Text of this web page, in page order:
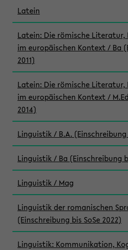
Latein
Latein: Die römische
im europäischen Kontext / Ba
2011)
Latein: Die römische
im europäischen Kontext /
2014)
Linguistik / B.A. (Einschreibung
Linguistik / Ba (Einschreibung
Linguistik / Mag
Linguistik der romanischen
(Einschreibung bis SoSe 2022)
Linguistik: Kommunikation,